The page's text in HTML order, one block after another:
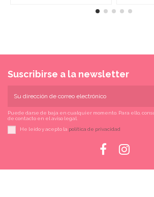
Suscribirse a la newsletter
Puede darse de baja en cualquier momento. Para ello,
de contacto en el aviso legal.
He leído y acepto la política de privacidad